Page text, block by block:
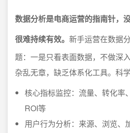
数据分析是电商运营的指南针，
很难持续有效。 新手运营在数据
题：一是只看表面数据，不做深
杂乱无章，缺乏体系化工具。科
核心指标监控：流量、转化率
ROI等
用户行为分析：来源、浏览、